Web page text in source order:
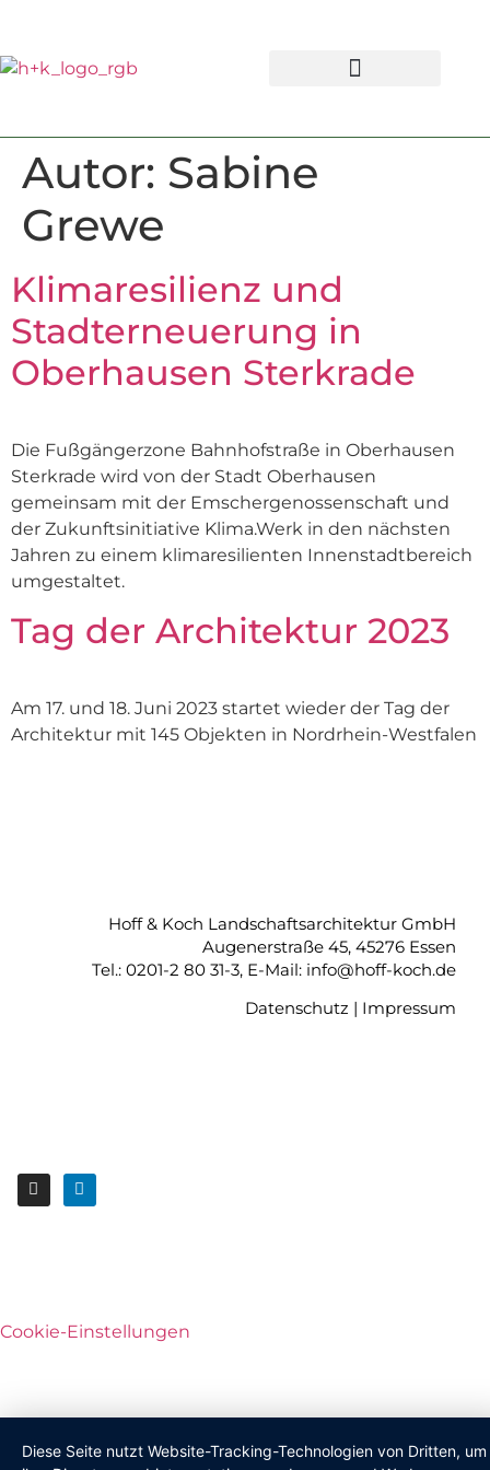
Autor: Sabine
Grewe
Klimaresilienz und
Stadterneuerung in
Oberhausen Sterkrade
Die Fußgängerzone Bahnhofstraße in Oberhausen
Sterkrade wird von der Stadt Oberhausen
gemeinsam mit der Emschergenossenschaft und
der Zukunftsinitiative Klima.Werk in den nächsten
Jahren zu einem klimaresilienten Innenstadtbereich
umgestaltet.
Tag der Architektur 2023
Am 17. und 18. Juni 2023 startet wieder der Tag der
Architektur mit 145 Objekten in Nordrhein-Westfalen
Hoff & Koch Landschaftsarchitektur GmbH
Augenerstraße 45, 45276 Essen
Tel.: 0201-2 80 31-3, E-Mail: info@hoff-koch.de
Datenschutz | Impressum
Cookie-Einstellungen
Diese Seite nutzt Website-Tracking-Technologien von Dritten, um